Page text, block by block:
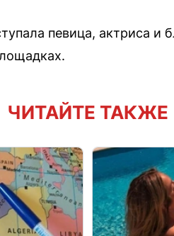
певица, актриса и
ЧИТАЙТЕ ТАКЖЕ